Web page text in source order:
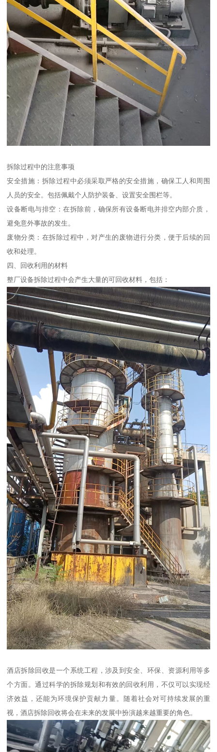
拆除过程中的注意事项
安全措施：拆除过程中必须采取严格的安全措施，确保工人和周围
人员的安全。包括佩戴个人防护装备、设置安全围栏等。
设备断电与排空：在拆除前，确保所有设备断电并排空内部介质，
避免意外事故的发生。
废物分类：在拆除过程中，对产生的废物进行分类，便于后续的回
收和处理。
四、回收利用的材料
整厂设备拆除过程中会产生大量的可回收材料，包括：
酒店拆除回收是一个系统工程，涉及到安全、环保、资源利用等多
个方面。通过科学的拆除规划和有效的回收利用，不仅可以实现经
济效益，还能为环境保护贡献力量。随着社会对可持续发展的重
视，酒店拆除回收将会在未来的发展中扮演越来越重要的角色。